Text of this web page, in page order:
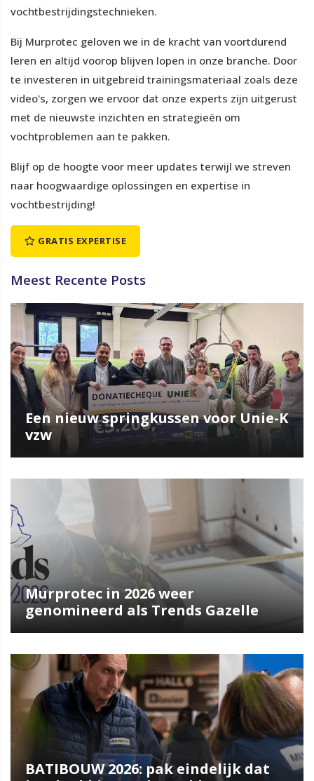
vochtbestrijdingstechnieken.
Bij Murprotec geloven we in de kracht van voortdurend
leren en altijd voorop blijven lopen in onze branche. Door
te investeren in uitgebreid trainingsmateriaal zoals deze
video's, zorgen we ervoor dat onze experts zijn uitgerust
met de nieuwste inzichten en strategieën om
vochtproblemen aan te pakken.
Blijf op de hoogte voor meer updates terwijl we streven
naar hoogwaardige oplossingen en expertise in
vochtbestrijding!
GRATIS EXPERTISE
Meest Recente Posts
Een nieuw springkussen voor Unie-K
vzw
Murprotec in 2026 weer
genomineerd als Trends Gazelle
BATIBOUW 2026: pak eindelijk dat